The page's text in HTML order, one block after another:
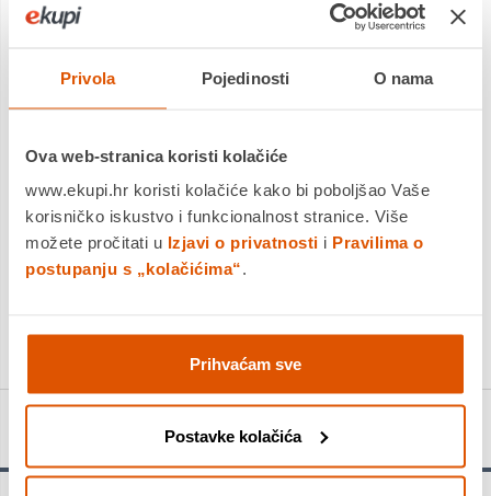
Privola Pojedinosti O nama
Ova web-stranica koristi kolačiće
www.ekupi.hr koristi kolačiće kako bi poboljšao Vaše
korisničko iskustvo i funkcionalnost stranice. Više
možete pročitati u Izjavi o privatnosti i Pravilima o
postupanju s „kolačićima“.
Prihvaćam sve
Postavke kolačića
tkaninu od mikrovlakana proštepanu sa vatom gustoće 150
g/m2 vate pružit će ...
Dostavljamo već od
07.09.2026
Platite gotovinom pri preuzimanju, Internet bankarstvom, karticama
Povrat robe moguć unutar 14 dana
DODAJTE U KOŠARICU
KUPITE ODMAH